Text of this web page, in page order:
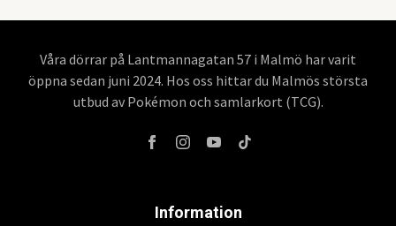
Våra dörrar på Lantmannagatan 57 i Malmö har varit
öppna sedan juni 2024. Hos oss hittar du Malmös största
utbud av Pokémon och samlarkort (TCG).
Information